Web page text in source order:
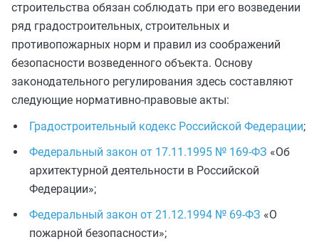
строительства обязан соблюдать при его возведении
ряд градостроительных, строительных и
противопожарных норм и правил из соображений
безопасности возведенного объекта. Основу
законодательного регулирования здесь составляют
следующие нормативно-правовые акты:
Градостроительный кодекс Российской Федерации;
Федеральный закон от 17.11.1995 № 169-ФЗ «Об
архитектурной деятельности в Российской
Федерации»;
Федеральный закон от 21.12.1994 № 69-ФЗ «О
пожарной безопасности»;